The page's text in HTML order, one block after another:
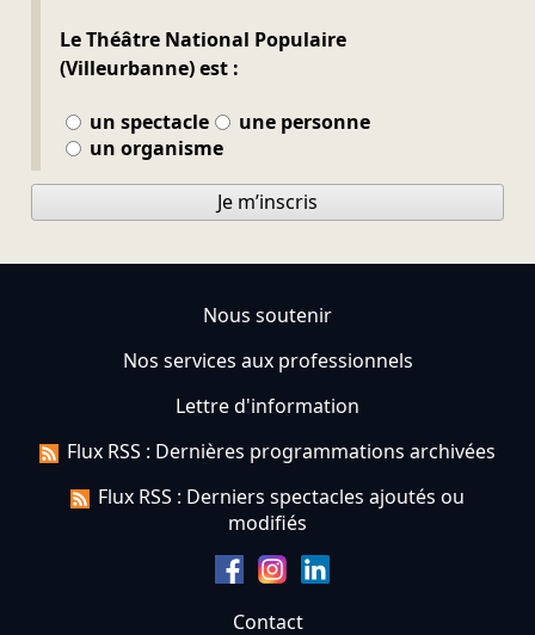
Le Théâtre National Populaire
(Villeurbanne) est :
un spectacle
une personne
un organisme
Je m’inscris
Nous soutenir
Nos services aux professionnels
Lettre d'information
Flux RSS : Dernières programmations archivées
Flux RSS : Derniers spectacles ajoutés ou
modifiés
Contact